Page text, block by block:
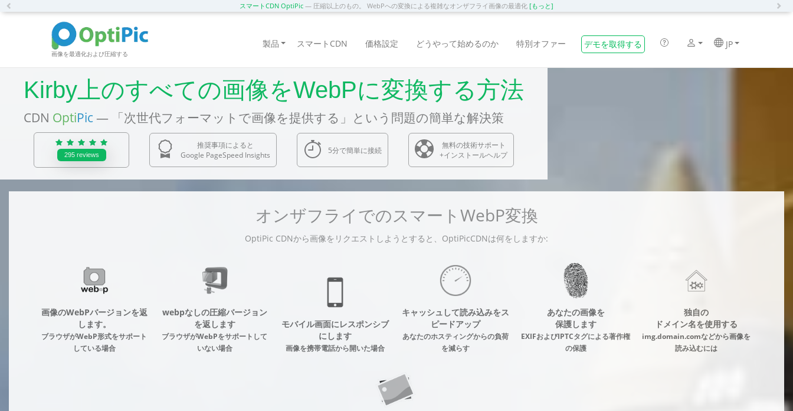
スマートCDN OptiPic — 圧縮以上のもの。 WebPへの変換による複雑なオンザフライ画像の最適化 [もっと]
画像を最適化および圧縮する
製品 スマートCDN 価格設定 どうやって始めるのか 特別オファー デモを取得する JP
Kirby上のすべての画像をWebPに変換する方法
CDN OptiPic — 「次世代フォーマットで画像を提供する」という問題の簡単な解決策
295 reviews
推奨事項によると
Google PageSpeed Insights
5分で簡単に接続
無料の技術サポート
+インストールヘルプ
オンザフライでのスマートWebP変換
OptiPic CDNから画像をリクエストしようとすると、OptiPicCDNは何をしますか:
画像のWebPバージョンを返
します。
ブラウザがWebP形式をサポート
している場合
webpなしの圧縮バージョン
を返します
ブラウザがWebPをサポートして
いない場合
モバイル画面にレスポンシブ
にします
画像を携帯電話から開いた場合
キャッシュして読み込みをス
ピードアップ
あなたのホスティングからの負荷
を減らす
あなたの画像を
保護します
EXIFおよびIPTCタグによる著作権
の保護
独自の
ドメイン名を使用する
img.domain.comなどから画像を
読み込むには